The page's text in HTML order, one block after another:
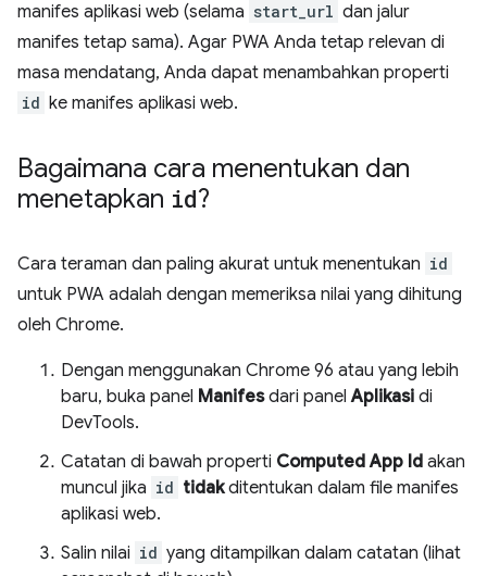
manifes aplikasi web (selama start_url dan jalur
manifes tetap sama). Agar PWA Anda tetap relevan di
masa mendatang, Anda dapat menambahkan properti
id ke manifes aplikasi web.
Bagaimana cara menentukan dan
menetapkan id?
Cara teraman dan paling akurat untuk menentukan id
untuk PWA adalah dengan memeriksa nilai yang dihitung
oleh Chrome.
Dengan menggunakan Chrome 96 atau yang lebih
baru, buka panel Manifesdari panelAplikasi di
DevTools.
Catatan di bawah properti Computed App Id akan
muncul jika id tidakditentukan dalam file manifes
aplikasi web.
Salin nilai id yang ditampilkan dalam catatan (lihat